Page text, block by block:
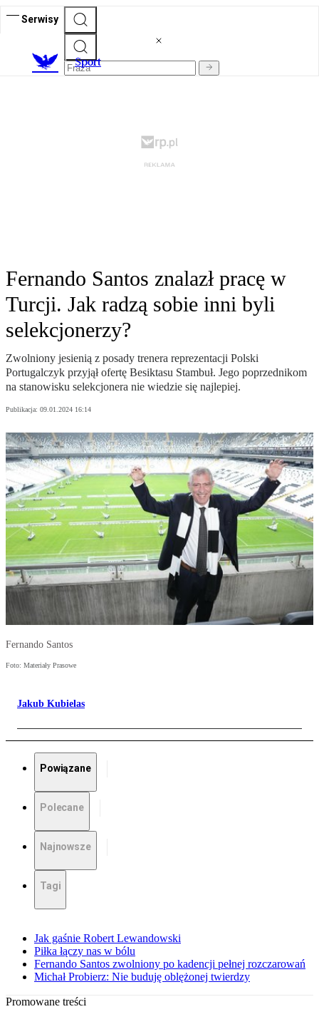
Serwisy
Sport
Fernando Santos znalazł pracę w
Turcji. Jak radzą sobie inni byli
selekcjonerzy?
Zwolniony jesienią z posady trenera reprezentacji Polski
Portugalczyk przyjął ofertę Besiktasu Stambuł. Jego poprzednikom
na stanowisku selekcjonera nie wiedzie się najlepiej.
Publikacja: 09.01.2024 16:14
Fernando Santos
Foto: Materiały Prasowe
Jakub Kubielas
Powiązane
Polecane
Najnowsze
Tagi
Jak gaśnie Robert Lewandowski
Piłka łączy nas w bólu
Fernando Santos zwolniony po kadencji pełnej rozczarowań
Michał Probierz: Nie buduję oblężonej twierdzy
Promowane treści